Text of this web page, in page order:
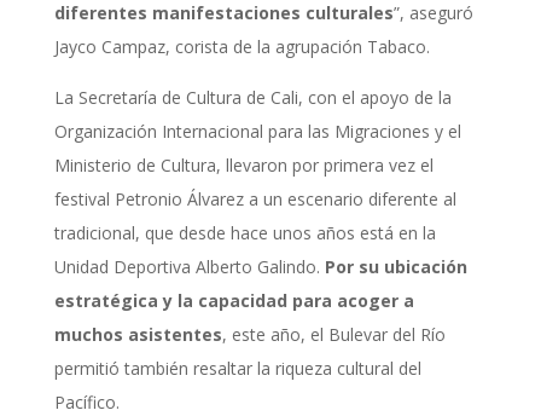
diferentes manifestaciones culturales”, aseguró
Jayco Campaz, corista de la agrupación Tabaco.
La Secretaría de Cultura de Cali, con el apoyo de la
Organización Internacional para las Migraciones y el
Ministerio de Cultura, llevaron por primera vez el
festival Petronio Álvarez a un escenario diferente al
tradicional, que desde hace unos años está en la
Unidad Deportiva Alberto Galindo. Por su ubicación
estratégica y la capacidad para acoger a
muchos asistentes, este año, el Bulevar del Río
permitió también resaltar la riqueza cultural del
Pacífico.